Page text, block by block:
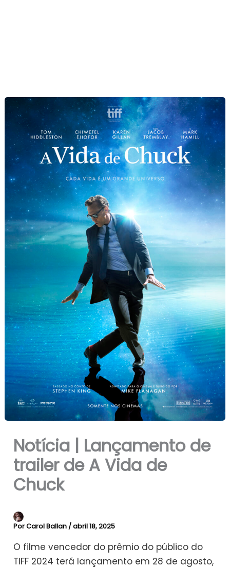
Notícia | Lançamento de
trailer de A Vida de
Chuck
PorCarol Ballan /abril 18, 2025
O filme vencedor do prêmio do público do
TIFF 2024 terá lançamento em 28 de agosto,